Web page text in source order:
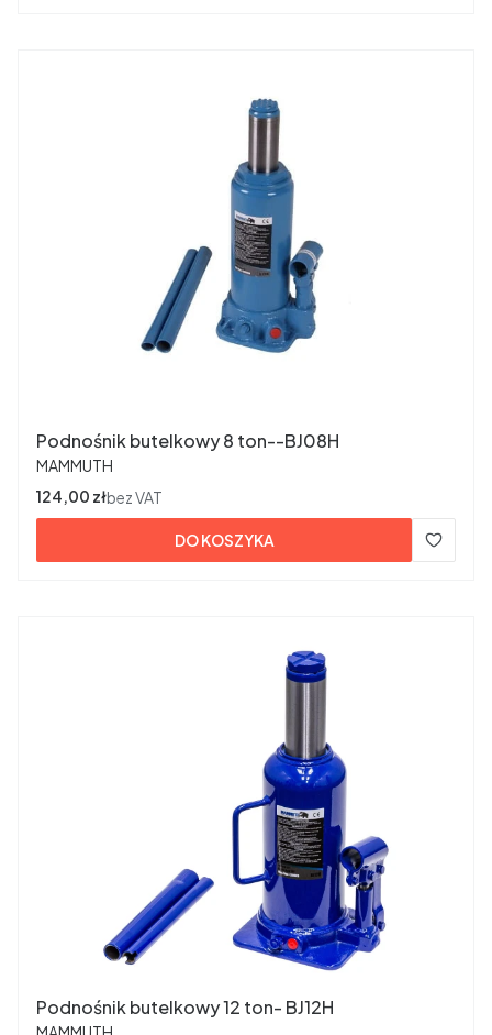
Podnośnik butelkowy 8 ton--BJ08H
PRODUCENT
MAMMUTH
Cena
124,00 złbez VAT
DO KOSZYKA
Podnośnik butelkowy 12 ton- BJ12H
PRODUCENT